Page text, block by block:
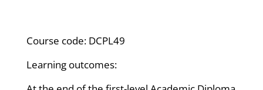
Course code: DCPL49
Learning outcomes: